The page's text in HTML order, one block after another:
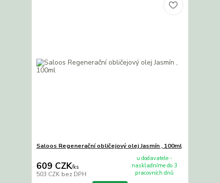
Saloos Regenerační obličejový olej Jasmín , 100ml
609 CZK/ks
503 CZK bez DPH
u dodavatele -
naskladníme do 3
pracovních dnů